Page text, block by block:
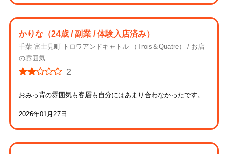
かりな （24歳 / 副業 / 体験入店済み）
千葉 富士見町 トロワアンドキャトル （Trois＆Quatre）
お店
の雰囲気
2
おみっ背の雰囲気も客層も自分にはあまり合わなかったです。
2026年01月27日